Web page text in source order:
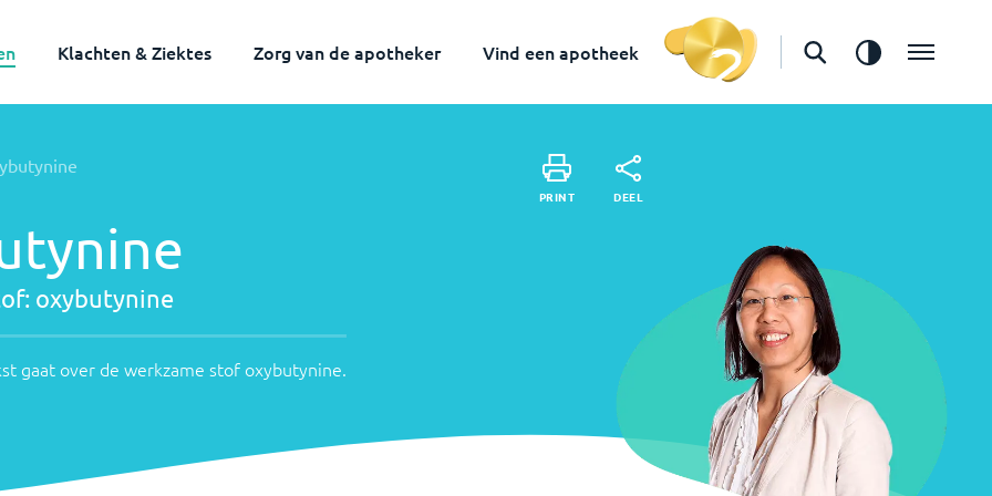
Klachten & Ziektes Zorg van de apotheker Vind een apotheek Vind een apotheek
oxybutynine
gaat over de werkzame stof oxybutynine.
PRINT DEEL